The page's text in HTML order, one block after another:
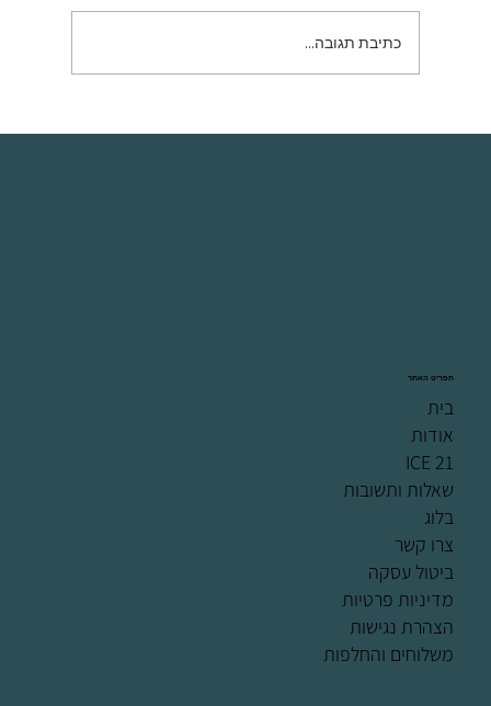
כתיבת תגובה...
תפריט האתר
בית
אודות
ICE 21
שאלות ותשובות
בלוג
צרו קשר
ביטול עסקה
מדיניות פרטיות
הצהרת נגישות
משלוחים והחלפות